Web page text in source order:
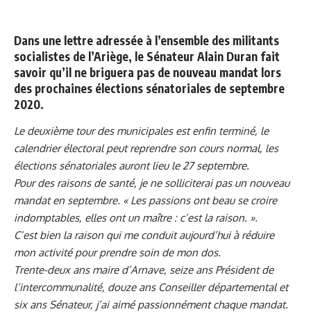
Dans une lettre adressée à l’ensemble des militants
socialistes de l’Ariège, le Sénateur Alain Duran fait
savoir qu’il ne briguera pas de nouveau mandat lors
des prochaines élections sénatoriales de septembre
2020.
Le deuxième tour des municipales est enfin terminé, le
calendrier électoral peut reprendre son cours normal, les
élections sénatoriales auront lieu le 27 septembre.
Pour des raisons de santé, je ne solliciterai pas un nouveau
mandat en septembre. « Les passions ont beau se croire
indomptables, elles ont un maître : c’est la raison. ».
C’est bien la raison qui me conduit aujourd’hui à réduire
mon activité pour prendre soin de mon dos.
Trente-deux ans maire d’Arnave, seize ans Président de
l’intercommunalité, douze ans Conseiller départemental et
six ans Sénateur, j’ai aimé passionnément chaque mandat.